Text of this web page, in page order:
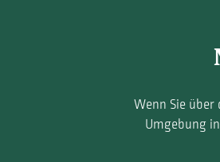
Wenn Sie über
Umgebung